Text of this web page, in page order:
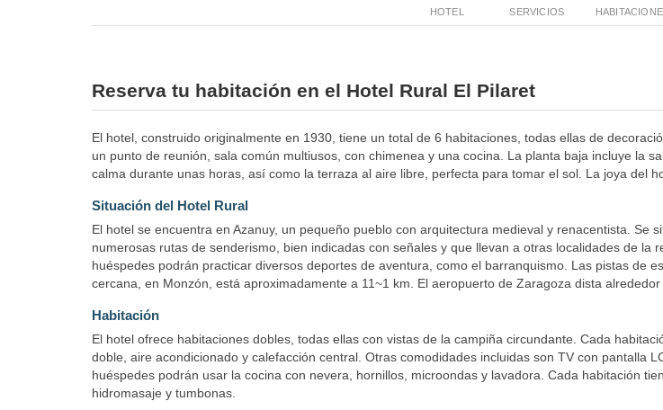
HOTEL SERVICIOS
Reserva tu habitación en el Hotel Rural El Pilaret
El hotel, construido originalmente en 1930, tiene un total de 6 habitaciones, todas ellas de
un punto de reunión, sala común multiusos, con chimenea y una cocina. La planta baja incluye la
calma durante unas horas, así como la terraza al aire libre, perfecta para tomar el sol. La joya del
Situación del Hotel Rural
El hotel se encuentra en Azanuy, un pequeño pueblo con arquitectura medieval y renacentista.
numerosas rutas de senderismo, bien indicadas con señales y que llevan a otras localidades de
huéspedes podrán practicar diversos deportes de aventura, como el barranquismo. Las pistas de
cercana, en Monzón, está aproximadamente a 11~1 km. El aeropuerto de Zaragoza dista
Habitación
El hotel ofrece habitaciones dobles, todas ellas con vistas de la campiña circundante. Cada
doble, aire acondicionado y calefacción central. Otras comodidades incluidas son TV con pantalla
huéspedes podrán usar la cocina con nevera, hornillos, microondas y lavadora. Cada habitación
hidromasaje y tumbonas.